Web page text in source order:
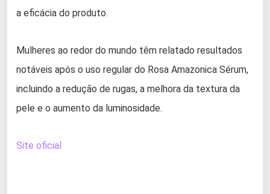
a eficácia do produto.
Mulheres ao redor do mundo têm relatado resultados
notáveis após o uso regular do Rosa Amazonica Sérum,
incluindo a redução de rugas, a melhora da textura da
pele e o aumento da luminosidade.
Site oficial